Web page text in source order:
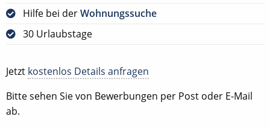
Hilfe bei derWohnungssuche
30 Urlaubstage
Jetzt kostenlos Details anfragen
Bitte sehen Sie von Bewerbungen per Post oder E-Mail
ab.